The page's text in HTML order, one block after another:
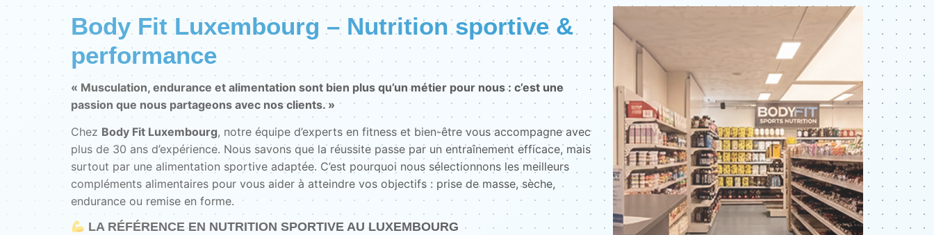
Body Fit Luxembourg – Nutrition sportive &
performance
« Musculation, endurance et alimentation sont bien plus qu’un métier pour nous : c’est une
passion que nous partageons avec nos clients. »
Chez Body Fit Luxembourg, notre équipe d’experts en fitness et bien-être vous accompagne avec
plus de 30 ans d’expérience. Nous savons que la réussite passe par un entraînement efficace, mais
surtout par une alimentation sportive adaptée. C’est pourquoi nous sélectionnons les meilleurs
compléments alimentaires pour vous aider à atteindre vos objectifs : prise de masse, sèche,
endurance ou remise en forme.
LA RÉFÉRENCE EN NUTRITION SPORTIVE AU LUXEMBOURG